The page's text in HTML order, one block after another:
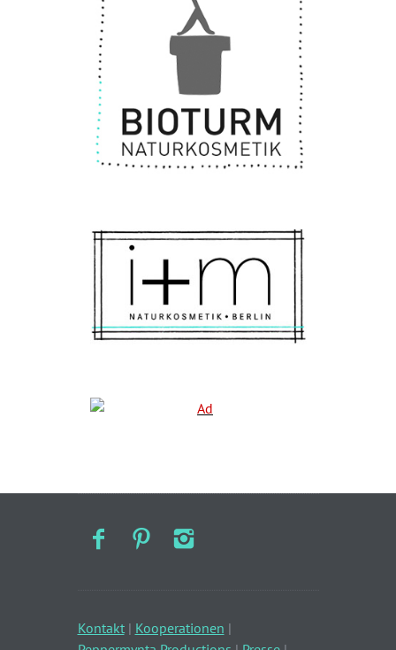
Kontakt| Kooperationen |